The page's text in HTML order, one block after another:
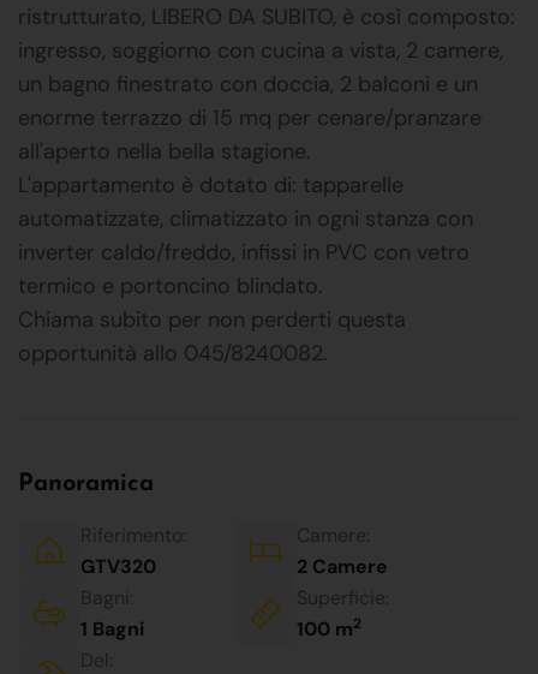
ristrutturato, LIBERO DA SUBITO, è così composto:
ingresso, soggiorno con cucina a vista, 2 camere,
un bagno finestrato con doccia, 2 balconi e un
enorme terrazzo di 15 mq per cenare/pranzare
all'aperto nella bella stagione.
L'appartamento è dotato di: tapparelle
automatizzate, climatizzato in ogni stanza con
inverter caldo/freddo, infissi in PVC con vetro
termico e portoncino blindato.
Chiama subito per non perderti questa
opportunità allo 045/8240082.
Panoramica
Riferimento:
GTV320
Camere:
2 Camere
Bagni:
1 Bagni
Superficie:
100 m2
Del: